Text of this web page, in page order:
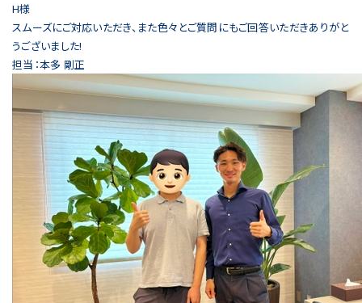
H様
スムーズにご対応いただき、また色々とご質問にもご回答いただきありがと
うございました!
担当：本多 剛正